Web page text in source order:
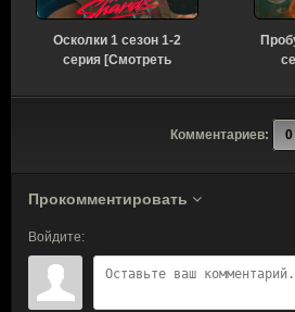
Осколки 1 сезон 1-2
серия [Смотреть
Комментариев: 0
Прокомментировать
Войдите: